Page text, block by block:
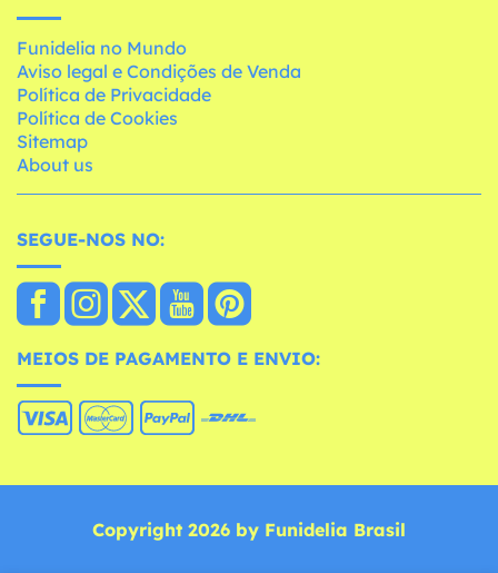
Funidelia no Mundo
Aviso legal e Condições de Venda
Política de Privacidade
Política de Cookies
Sitemap
About us
SEGUE-NOS NO:
MEIOS DE PAGAMENTO E ENVIO:
Copyright 2026 by Funidelia Brasil